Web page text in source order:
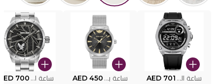
ساعة البوليس الذكية MY.AVATAR PEIUN0000101 AED 701 ساعة بوليس للرجال PEWJG0005002 AED 450 ساعة البوليس PEWJG2227302 700